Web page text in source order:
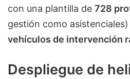
con una plantilla de 728
gestión como
vehículos de intervención
Despliegue de